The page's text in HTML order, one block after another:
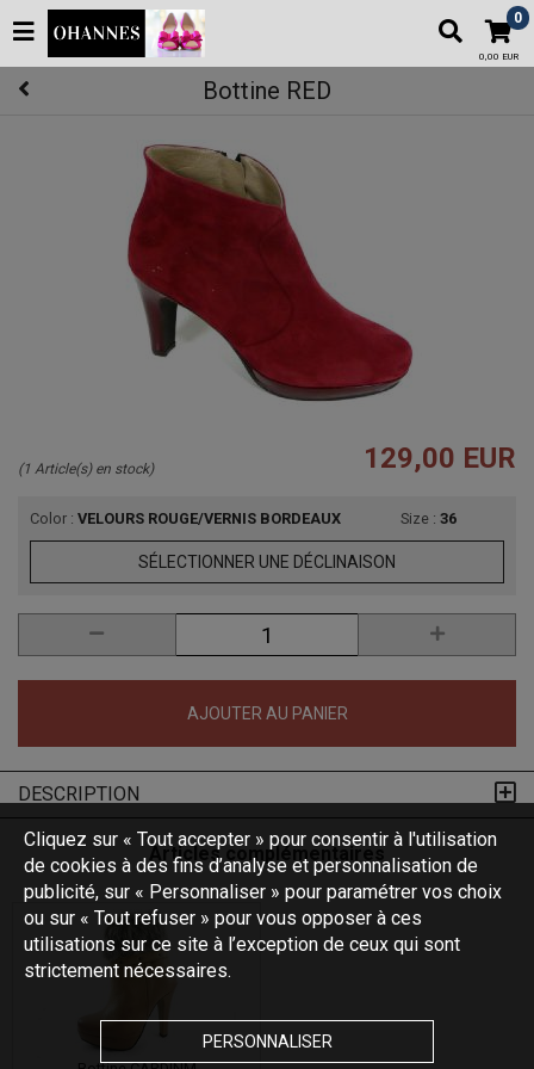
0
0,00 EUR
Bottine RED
(1 Article(s) en stock) 129,00 EUR
Color : VELOURS ROUGE/VERNIS BORDEAUX Size : 36
SÉLECTIONNER UNE DÉCLINAISON
AJOUTER AU PANIER
DESCRIPTION
Articles complémentaires
Cliquez sur « Tout accepter » pour consentir à l'utilisation
de cookies à des fins d’analyse et personnalisation de
publicité, sur « Personnaliser » pour paramétrer vos choix
ou sur « Tout refuser » pour vous opposer à ces
utilisations sur ce site à l’exception de ceux qui sont
strictement nécessaires.
PERSONNALISER